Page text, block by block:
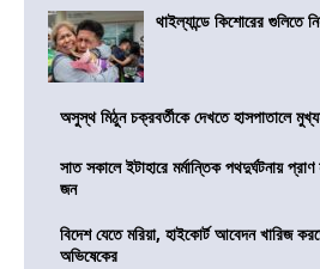
থাইল্যান্ডে কিশোরের
অসুস্থ মিঠুন চক্রবর্তীকে দেখতে হাসপাতালে
সাত সকালে ইটাহারে মর্মান্তিক পথদুর্ঘটনায়
জন
বিদেশ যেতে মরিয়া, হাইকোর্ট আবেদন খারিজ
অভিষেকের